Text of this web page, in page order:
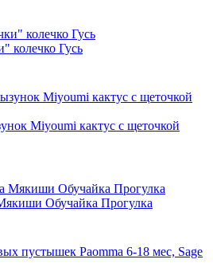
колечко Гусь
Мiyoumi кактус с щеточкой
Обучайка Прогулка